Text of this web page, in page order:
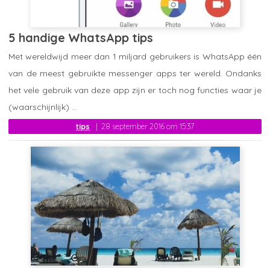
5 handige WhatsApp tips
tips 28 september 2016 om 15:37
Met wereldwijd meer dan 1 miljard gebruikers is WhatsApp één
van de meest gebruikte messenger apps ter wereld. Ondanks
het vele gebruik van deze app zijn er toch nog functies waar je
(waarschijnlijk) ...